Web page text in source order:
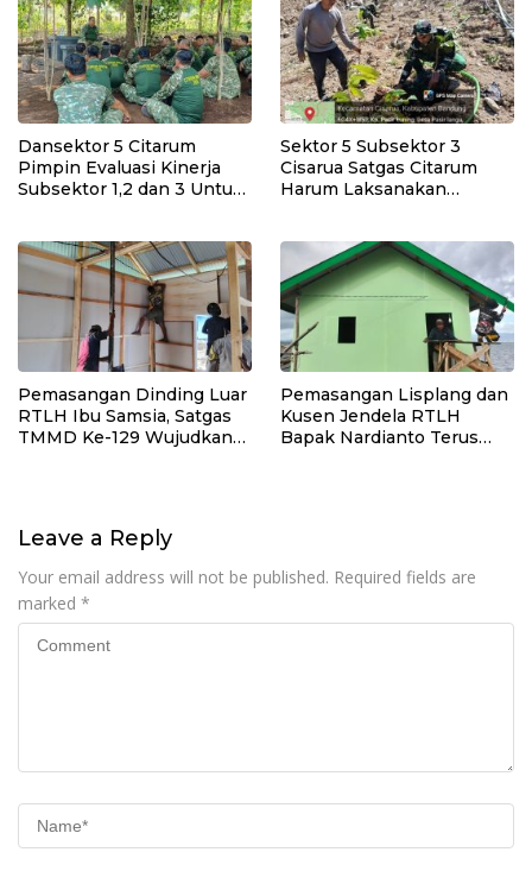
Dansektor 5 Citarum
Pimpin Evaluasi Kinerja
Subsektor 1,2 dan 3 Untuk
Lingkungan
Sektor 5 Subsektor 3
Cisarua Satgas Citarum
Harum Laksanakan
Perkuat Edukasi
Kepedulian Lingkungan
Pemasangan Dinding Luar
RTLH Ibu Samsia, Satgas
TMMD Ke-129 Wujudkan
Pemasangan Lisplang dan
Kusen Jendela RTLH
Bapak Nardianto Terus
Leave a Reply
Your email address will not be published. Required fields are
marked *